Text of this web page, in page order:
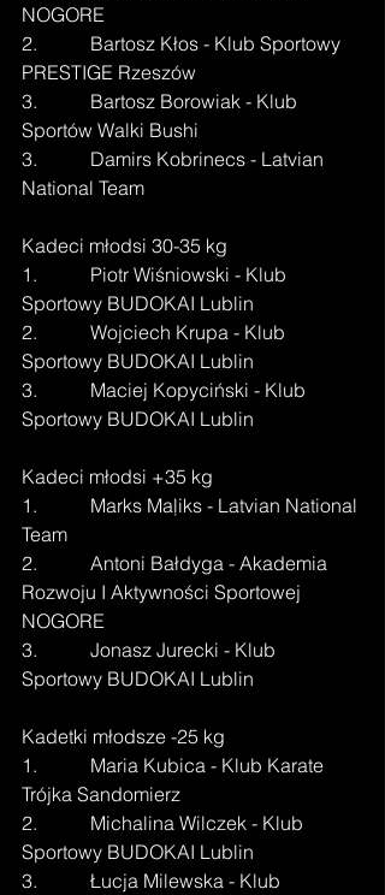
NOGORE
2.           Bartosz Kłos - Klub Sportowy
PRESTIGE Rzeszów
3.           Bartosz Borowiak - Klub
Sportów Walki Bushi
3.           Damirs Kobrinecs - Latvian
National Team
Kadeci młodsi 30-35 kg
1.           Piotr Wiśniowski - Klub
Sportowy BUDOKAI Lublin
2.           Wojciech Krupa - Klub
Sportowy BUDOKAI Lublin
3.           Maciej Kopyciński - Klub
Sportowy BUDOKAI Lublin
Kadeci młodsi +35 kg
1.           Marks Maļiks - Latvian National
Team
2.           Antoni Bałdyga - Akademia
Rozwoju I Aktywności Sportowej
NOGORE
3.           Jonasz Jurecki - Klub
Sportowy BUDOKAI Lublin
Kadetki młodsze -25 kg
1.           Maria Kubica - Klub Karate
Trójka Sandomierz
2.           Michalina Wilczek - Klub
Sportowy BUDOKAI Lublin
3.           Łucja Milewska - Klub